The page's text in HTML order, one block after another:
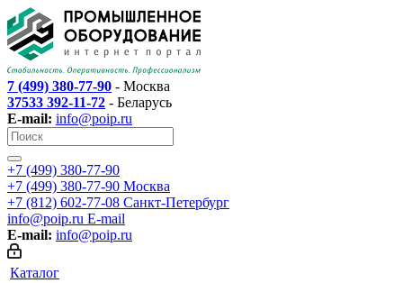
7 (499) 380-77-90 - Москва
37533 392-11-72 - Беларусь
E-mail: info@poip.ru
+7 (499) 380-77-90
+7 (499) 380-77-90 Москва
+7 (812) 602-77-08 Санкт-Петербург
info@poip.ru E-mail
E-mail: info@poip.ru
Каталог